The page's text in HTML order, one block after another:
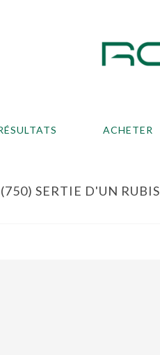
ACHETER
SERTIE D'UN RUBIS